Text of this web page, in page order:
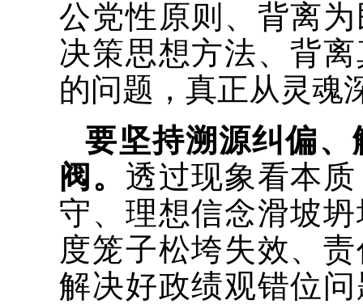
公党性原则、背离
决策思想方法、背
的问题，真正从灵魂
要坚持溯源纠偏
阀。 透过现象看本
守、理想信念滑坡
度笼子松垮失效、
解决好政绩观错位